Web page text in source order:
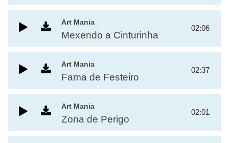
Art Mania
Mexendo a Cinturinha
02:06
Art Mania
Fama de Festeiro
02:37
Art Mania
Zona de Perigo
02:01